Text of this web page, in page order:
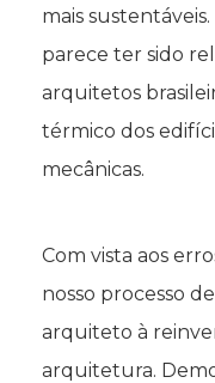
mais
parece ter sido
arquitetos
térmico dos
mecânicas.
Com vista aos
nosso processo
arquiteto à
arquitetura.